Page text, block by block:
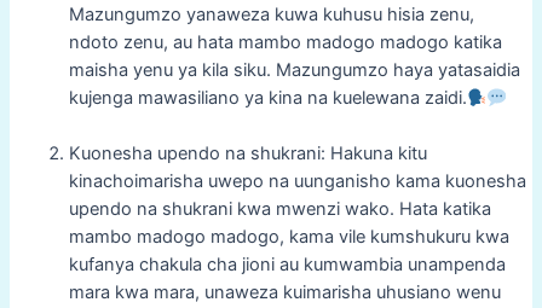
Mazungumzo yanaweza kuwa kuhusu hisia zenu,
ndoto zenu, au hata mambo madogo madogo katika
maisha yenu ya kila siku. Mazungumzo haya yatasaidia
kujenga mawasiliano ya kina na kuelewana zaidi.
Kuonesha upendo na shukrani: Hakuna kitu
kinachoimarisha uwepo na uunganisho kama kuonesha
upendo na shukrani kwa mwenzi wako. Hata katika
mambo madogo madogo, kama vile kumshukuru kwa
kufanya chakula cha jioni au kumwambia unampenda
mara kwa mara, unaweza kuimarisha uhusiano wenu